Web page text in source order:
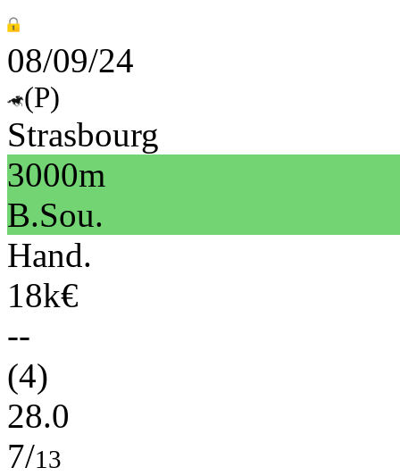
08/09/24
(P)
Strasbourg
3000m
B.Sou.
Hand.
18k€
--
(4)
28.0
7/13